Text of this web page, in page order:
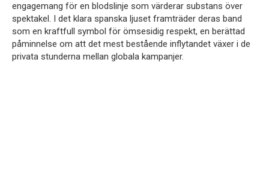
engagemang för en blodslinje som värderar substans över
spektakel. I det klara spanska ljuset framträder deras band
som en kraftfull symbol för ömsesidig respekt, en berättad
påminnelse om att det mest bestående inflytandet växer i de
privata stunderna mellan globala kampanjer.